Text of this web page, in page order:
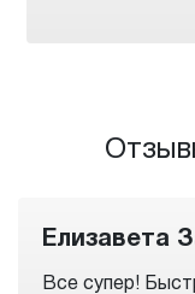
Елизавета
Все супер!